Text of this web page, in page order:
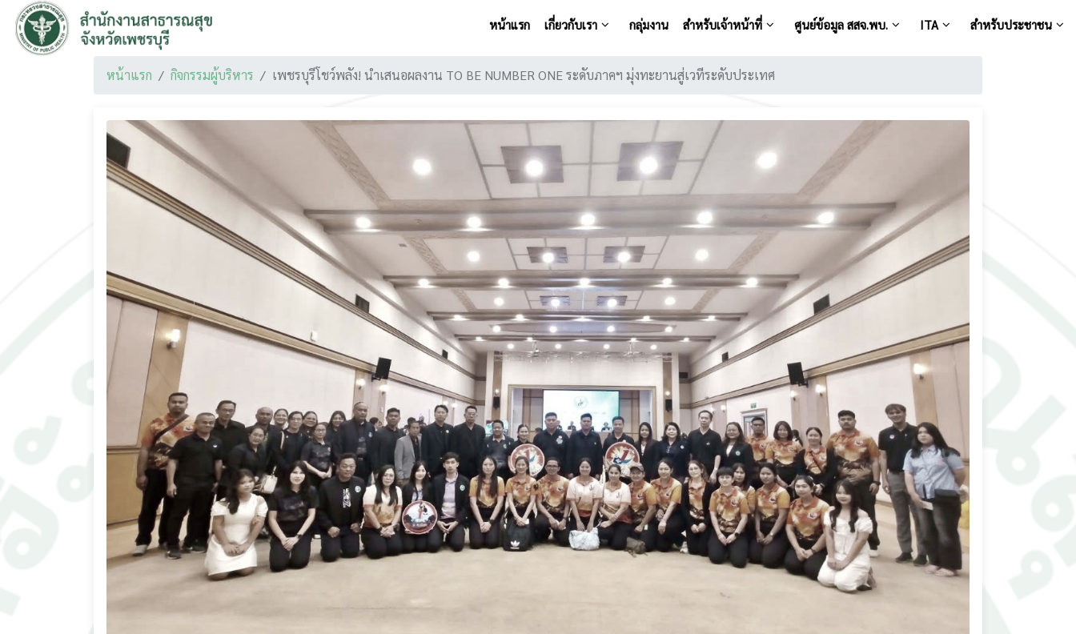
หน้าแรก เกี่ยวกับเรา กลุ่มงาน สำหรับเจ้าหน้าที่ ศูนย์ข้อมูล สสจ.พบ. ITA สำหรับประชาชน
หน้าแรก กิจกรรมผู้บริหาร เพชรบุรีโชว์พลัง! นำเสนอผลงาน TO BE NUMBER ONE ระดับภาคฯ มุ่งทะยานสู่เวทีระดับประเทศ